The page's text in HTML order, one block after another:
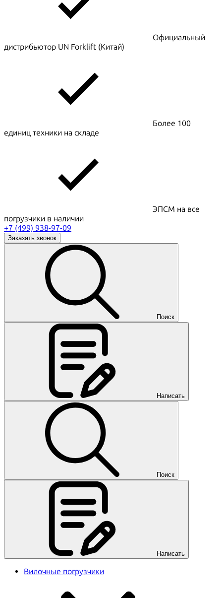
Официальный
дистрибьютор UN Forklift (Китай)
Более 100
единиц техники на складе
ЭПСМ на все
погрузчики в наличии
+7 (499) 938-97-09
Заказать звонок
Поиск
Написать
Поиск
Написать
Вилочные погрузчики